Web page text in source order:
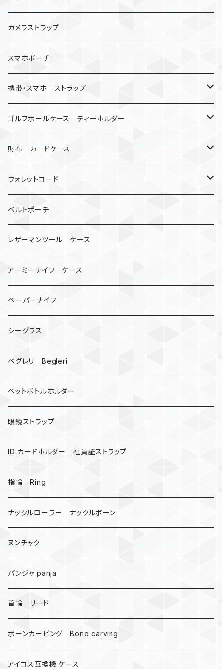
数珠
クボタン
キーケース
人形
忍者
ミイラ
キャンプ道具
ナット
レザーマン
マルチツール
オニヤンマ
ビーズ
手裏剣
クロス十字架
ドリームキャッチャー
カウベル 熊鈴
昆虫
ミツバチ
AirTag
戦国武将、侍
悪魔の鍵
爬虫類、蛇
DNA 螺旋
受注作成_名入り、ネーム
腕時計
アップルウォッチ
バックル
マッドマックス
サバイバルツール
カメラストラップ
スマホポーチ
携帯・スマホ ストラップ
ネックストラップ・ショルダーストラップ
ハンドストラップ
リングストラップ
ゴルフボールケース ティーホルダー
ゴルフマーカー
ゴルフボールケース
ティーホルダー
財布 カードケース
コインケース
チューブ
コインケース
紙
カードケース
ウォレットコード
2カラー
ベルトポーチ
レザーマンツール ケース
アーミーナイフ ケース
ペーパーナイフ
シーグラス
ベグレリ Begleri
ペットボトルホルダー
眼鏡ストラップ
ID カードホルダー 社員証ストラップ
指輪 Ring
ナックルローラー ナックルボーン
ヌンチャク
パンジャ panja
首輪 リード
ボーンカービング Bone carving
アイコス互換機 ケース